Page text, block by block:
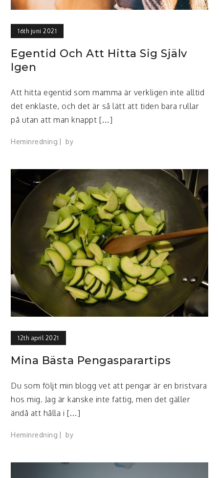
16th juni 2021
Egentid Och Att Hitta Sig Själv
Igen
Att hitta egentid som mamma är verkligen inte alltid
det enklaste, och det är så lätt att tiden bara rullar
på utan att man knappt […]
Heminredning by
12th april 2021
Mina Bästa Pengasparartips
Du som följt min blogg vet att pengar är en bristvara
hos mig. Jag är kanske inte fattig, men det gäller
ändå att hålla i […]
Heminredning by